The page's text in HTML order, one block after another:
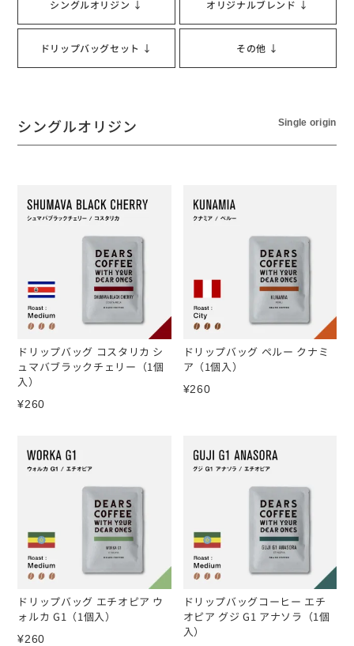
シングルオリジン ↓ オリジナルブレンド ↓
ドリップバッグセット ↓ その他 ↓
シングルオリジン Single origin
ドリップバッグ コスタリカ シ
ュマバブラックチェリー（1個
入）
¥260
ドリップバッグ ペルー クナミ
ア（1個入）
¥260
ドリップバッグ エチオピア ウ
ォルカ G1（1個入）
¥260
ドリップバッグコーヒー エチ
オピア グジ G1 アナソラ（1個
入）